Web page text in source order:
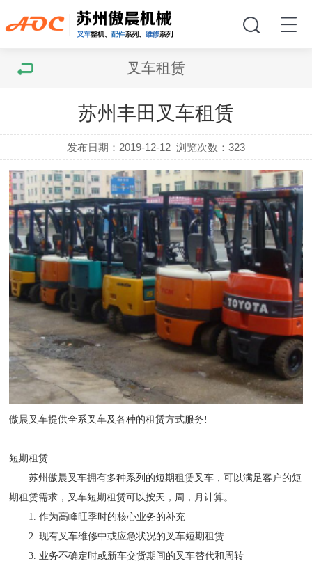
叉车租赁
苏州丰田叉车租赁
发布日期：2019-12-12 浏览次数：323
傲晨叉车提供全系叉车及各种的租赁方式服务!
短期租赁
苏州傲晨叉车拥有多种系列的短期租赁叉车，可以满足客户的短
期租赁需求，叉车短期租赁可以按天，周，月计算。
1. 作为高峰旺季时的核心业务的补充
2. 现有叉车维修中或应急状况的叉车短期租赁
3. 业务不确定时或新车交货期间的叉车替代和周转